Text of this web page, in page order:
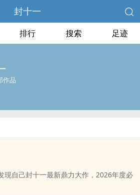
封十一
排行 搜索 足迹
作品
现自己封十一最新鼎力大作，2026年度必